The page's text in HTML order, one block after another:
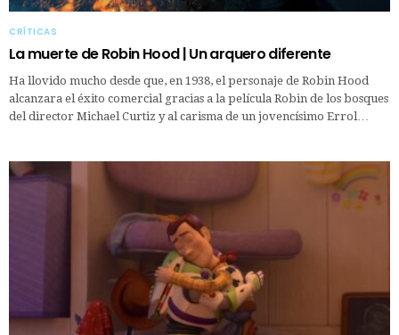
CRÍTICAS
La muerte de Robin Hood | Un arquero diferente
Ha llovido mucho desde que, en 1938, el personaje de Robin Hood
alcanzara el éxito comercial gracias a la película Robin de los bosques
del director Michael Curtiz y al carisma de un jovencísimo Errol…